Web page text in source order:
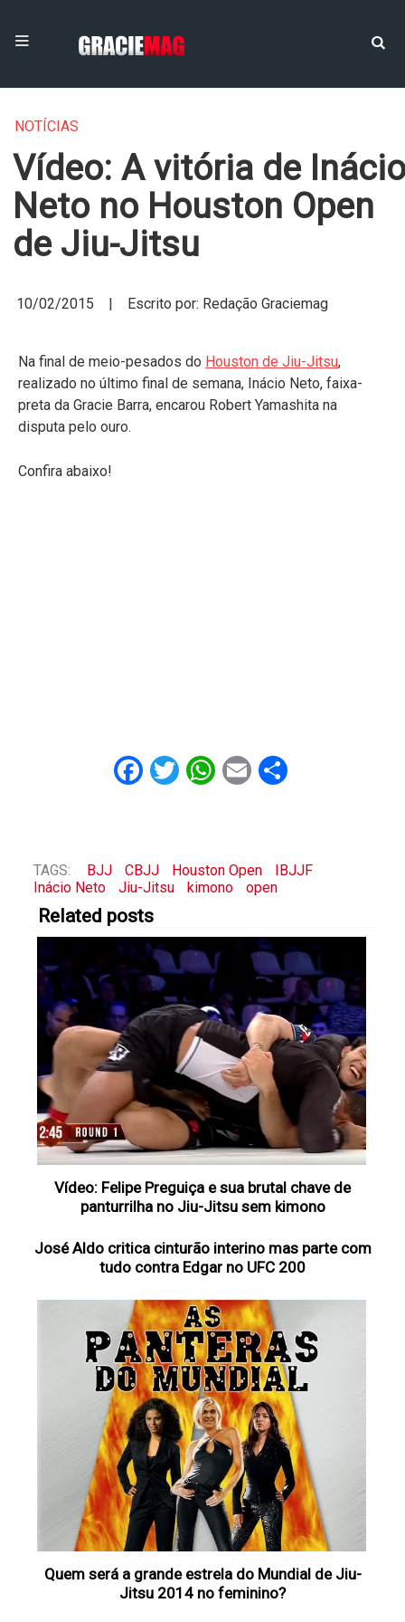
NOTÍCIAS
Vídeo: A vitória de Inácio
Neto no Houston Open
de Jiu-Jitsu
10/02/2015 | Escrito por: Redação Graciemag
Na final de meio-pesados do Houston de Jiu-Jitsu,
realizado no último final de semana, Inácio Neto, faixa-
preta da Gracie Barra, encarou Robert Yamashita na
disputa pelo ouro.
Confira abaixo!
Facebook
Twitter
WhatsApp
EmailShare
TAGS: BJJ CBJJ Houston Open
IBJJF
Inácio Neto
Jiu-Jitsu kimono open
Related posts
Vídeo: Felipe Preguiça e sua brutal chave de
panturrilha no Jiu-Jitsu sem kimono
José Aldo critica cinturão interino mas parte com
tudo contra Edgar no UFC 200
Quem será a grande estrela do Mundial de Jiu-
Jitsu 2014 no feminino?